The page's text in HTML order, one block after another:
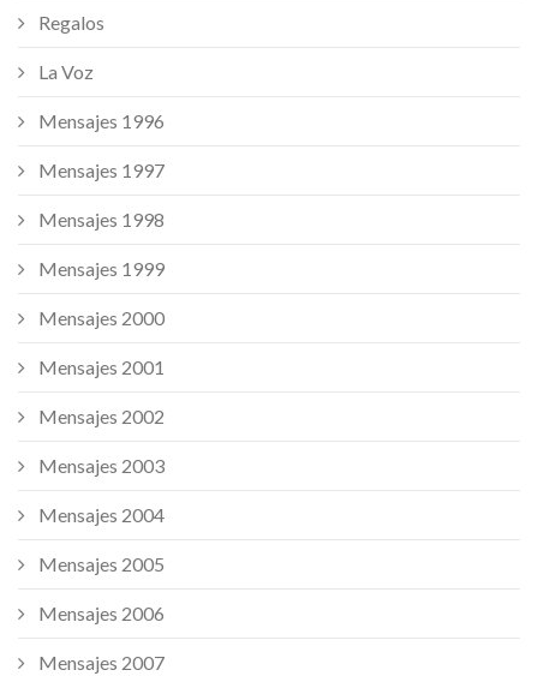
Regalos
La Voz
Mensajes 1996
Mensajes 1997
Mensajes 1998
Mensajes 1999
Mensajes 2000
Mensajes 2001
Mensajes 2002
Mensajes 2003
Mensajes 2004
Mensajes 2005
Mensajes 2006
Mensajes 2007